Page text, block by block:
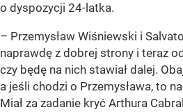
o dyspozycji 24-latka.
– Przemysław Wiśniewski i
naprawdę z dobrej strony i teraz
czy będę na nich stawiał dalej.
a jeśli chodzi o Przemysława, to
Miał za zadanie kryć Arthura